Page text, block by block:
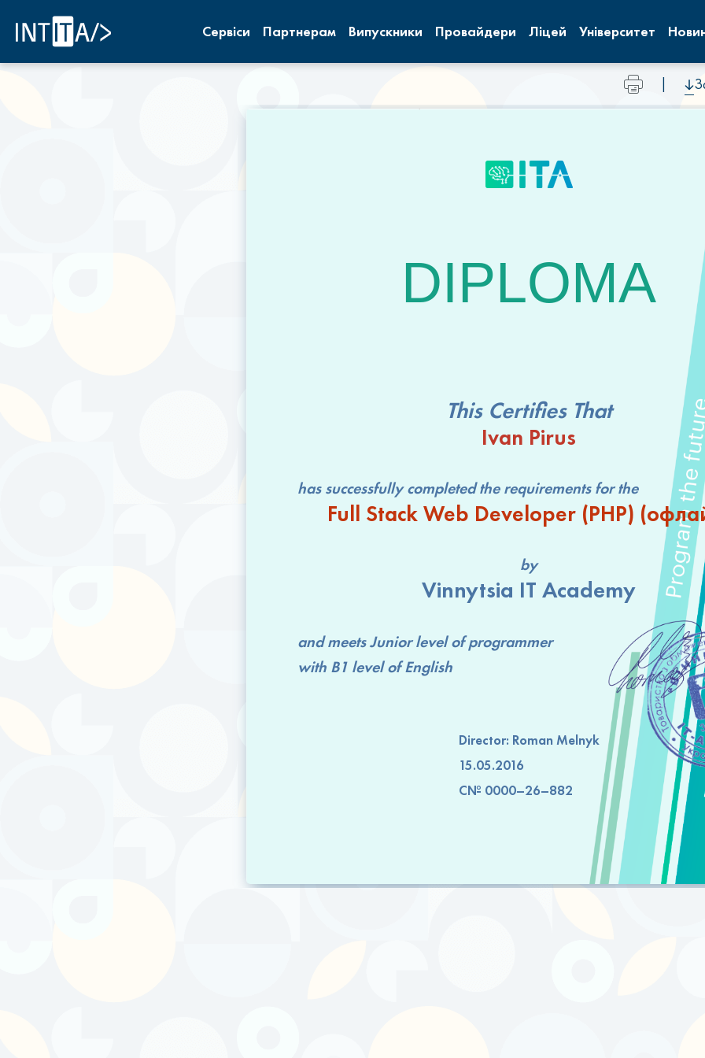
Сервіси Партнерам Випускники Провайдери Ліцей Університет
|
DIPLOMA
This Certifies That
Ivan Pirus
has successfully completed the requirements for the
Full Stack Web Developer (РНР)
by
Vinnytsia IT Academy
and meetsJunior levelof programmer
with B1 levelof English
Director: Roman Melnyk
15.05.2016
C№ 0000–26–882